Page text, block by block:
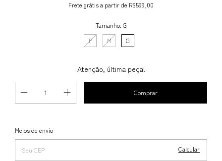
Frete grátisa partir de R$599,00
Tamanho: G
P
M G
Atenção, última peça!
Entregas para o CEP:
Meios de envio
Calcular